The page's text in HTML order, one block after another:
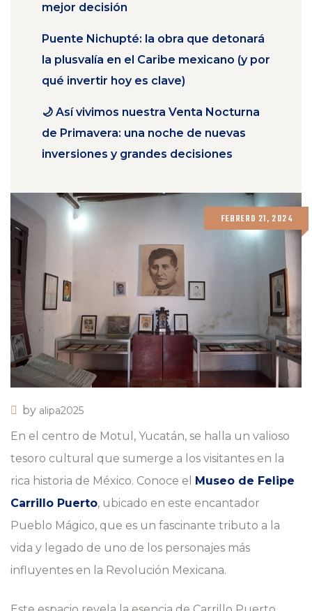
FEBRERO 21, 2024
by alipa2025
En el centro de Motul, Yucatán, se halla un valioso
tesoro cultural que sumerge a los visitantes en la
rica historia de México. Conoce el Museo de Felipe
Carrillo Puerto, ubicado en este encantador
Pueblo Mágico, que es un fascinante tributo a la
vida y legado de uno de los personajes más
influyentes en la Revolución Mexicana.
mejor decisión
Puente Nichupté: la obra que detonará
la plusvalía en el Caribe mexicano (y por
qué invertir hoy es clave)
🌙 Así vivimos nuestra Venta Nocturna
de Primavera: una noche de nuevas
inversiones y grandes decisiones